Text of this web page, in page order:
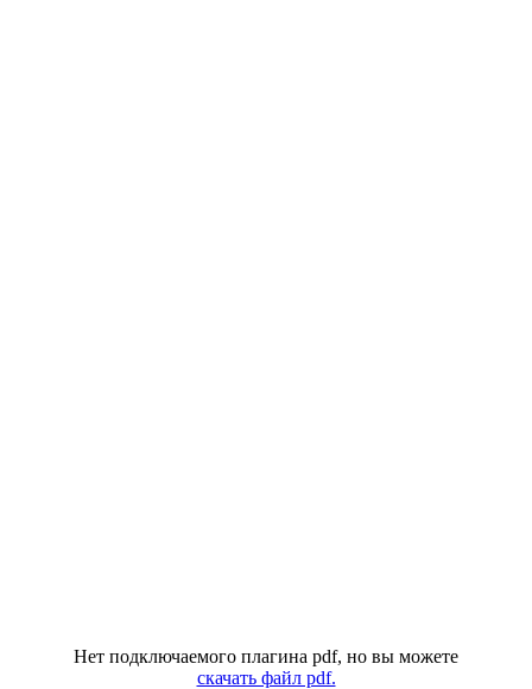
Нет подключаемого плагина pdf, но вы можете
скачать файл pdf.